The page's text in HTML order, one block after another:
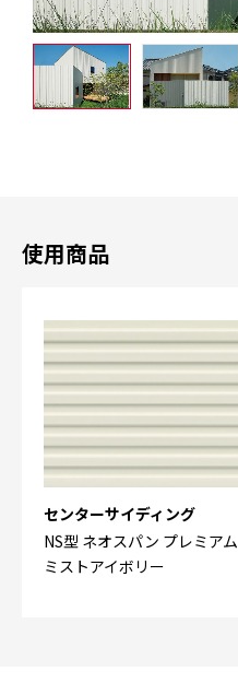
使用商品
センターサイディング
NS型 ネオスパン プレミアム
ミストアイボリー